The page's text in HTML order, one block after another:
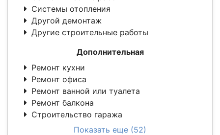
Системы отопления
Другой демонтаж
Другие строительные работы
Дополнительная
Ремонт кухни
Ремонт офиса
Ремонт ванной или туалета
Ремонт балкона
Строительство гаража
Показать еще (52)